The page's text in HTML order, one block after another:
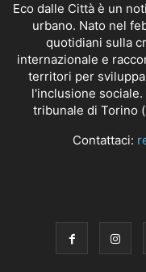
Eco dalle Città è un
urbano. Nato nel
quotidiani sulla
internazionale e
territori per
l'inclusione
tribunale di Torino
Contattaci: